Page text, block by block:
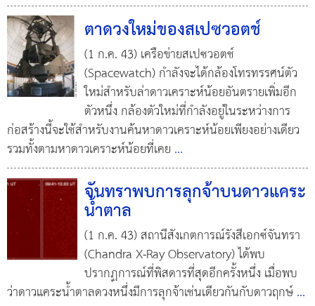
ตาดวงใหม่ของสเปซวอตช์
(1 ก.ค. 43) เครือข่ายสเปซวอตช์
(Spacewatch) กำลังจะได้กล้องโทรทรรศน์ตัว
ใหม่สำหรับล่าดาวเคราะห์น้อยอันตรายเพิ่มอีก
ตัวหนึ่ง กล้องตัวใหม่ที่กำลังอยู่ในระหว่างการ
ก่อสร้างนี้จะใช้สำหรับงานค้นหาดาวเคราะห์น้อยเพียงอย่างเดียว
รวมทั้งตามหาดาวเคราะห์น้อยที่เคย ...
จันทราพบการลุกจ้าบนดาวแคระ
น้ำตาล
(1 ก.ค. 43) สถานีสังเกตการณ์รังสีเอกซ์จันทรา
(Chandra X-Ray Observatory) ได้พบ
ปรากฏการณ์ที่พิสดารที่สุดอีกครั้งหนึ่ง เมื่อพบ
ว่าดาวแคระน้ำตาลดวงหนึ่งมีการลุกจ้าเช่นเดียวกันกับดาวฤกษ์...